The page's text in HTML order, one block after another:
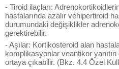
- Tiroid ilaçları:
hastalarında azalır vehipertiroid
durumundaki değişiklikler
gerektirebilir.
- Aşılar: Kortikosteroid alan
komplikasyonlar veantikor
ortaya çıkabilir. (Bkz. 4.4 Özel